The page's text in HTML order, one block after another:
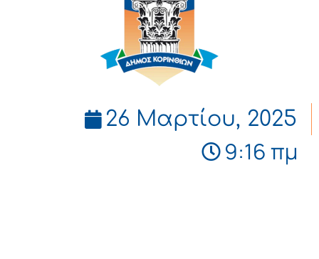
26 Μαρτίου, 2025
9:16 πμ